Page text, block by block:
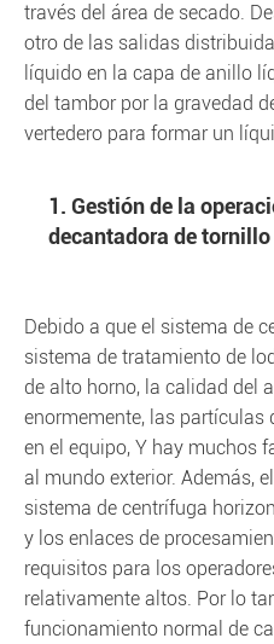
través del área de secado.
otro de las salidas
líquido en la capa de anillo
del tambor por la gravedad
vertedero para formar un
1. Gestión de la
decantadora de tornillo
Debido a que el sistema de
sistema de tratamiento de
de alto horno, la calidad del
enormemente, las partículas
en el equipo, Y hay muchos
al mundo exterior. Además,
sistema de centrífuga
y los enlaces de
requisitos para los
relativamente altos. Por lo
funcionamiento normal de